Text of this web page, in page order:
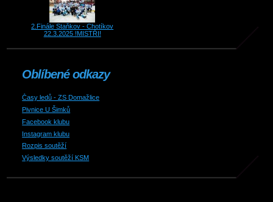
2.Finále Staňkov - Chotíkov
22.3.2025 !MISTŘI!
Oblíbené odkazy
Časy ledů - ZS Domažlice
Pivnice U Šimků
Facebook klubu
Instagram klubu
Rozpis soutěží
Výsledky soutěží KSM